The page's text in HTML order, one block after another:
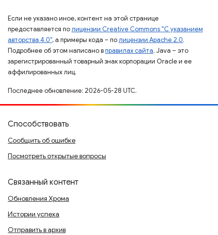
Если не указано иное, контент на этой странице
предоставляется полицензии Creative Commons "С указанием
авторства 4.0", а примеры кода – полицензии Apache 2.0.
Подробнее об этом написано вправилах сайта. Java – это
зарегистрированный товарный знак корпорации Oracle и ее
аффилированных лиц.
Последнее обновление: 2026-05-28 UTC.
Способствовать
Сообщить об ошибке
Посмотреть открытые вопросы
Связанный контент
Обновления Хрома
Истории успеха
Отправить в архив